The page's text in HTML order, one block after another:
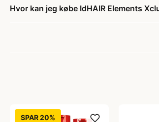
Hvor kan jeg købe IdHAIR Elements
SPAR 20%